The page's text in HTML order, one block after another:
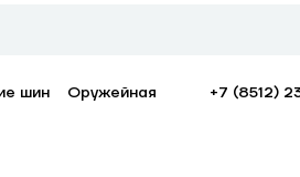
шин Оружейная +7 (8512)